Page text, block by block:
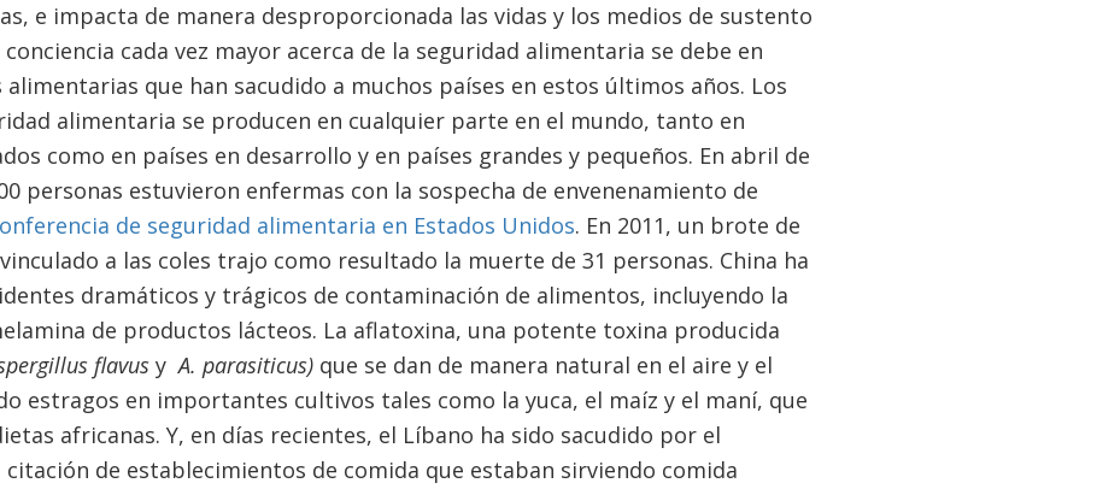
e impacta de manera desproporcionada las vidas y los medios de sustento
cada vez mayor acerca de la seguridad alimentaria se debe en
que han sacudido a muchos países en estos últimos años. Los
alimentaria se producen en cualquier parte en el mundo, tanto en
como en países en desarrollo y en países grandes y pequeños. En abril de
personas estuvieron enfermas con la sospecha de envenenamiento de
de seguridad alimentaria en Estados Unidos. En 2011, un brote de
vinculado a las coles trajo como resultado la muerte de 31 personas. China ha
dramáticos y trágicos de contaminación de alimentos, incluyendo la
de productos lácteos. La aflatoxina, una potente toxina producida
flavusyA. parasiticus) que se dan de manera natural en el aire y el
estragos en importantes cultivos tales como la yuca, el maíz y el maní, que
africanas. Y, en días recientes, el Líbano ha sido sacudido por el
de establecimientos de comida que estaban sirviendo comida